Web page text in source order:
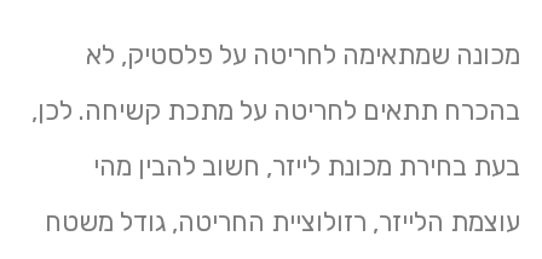
מכונה שמתאימה לחריטה על פלסטיק, לא
בהכרח תתאים לחריטה על מתכת קשיחה. לכן,
בעת בחירת מכונת לייזר, חשוב להבין מהי
עוצמת הלייזר, רזולוציית החריטה, גודל משטח